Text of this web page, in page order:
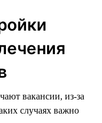
вакансии, из-за
случаях важно